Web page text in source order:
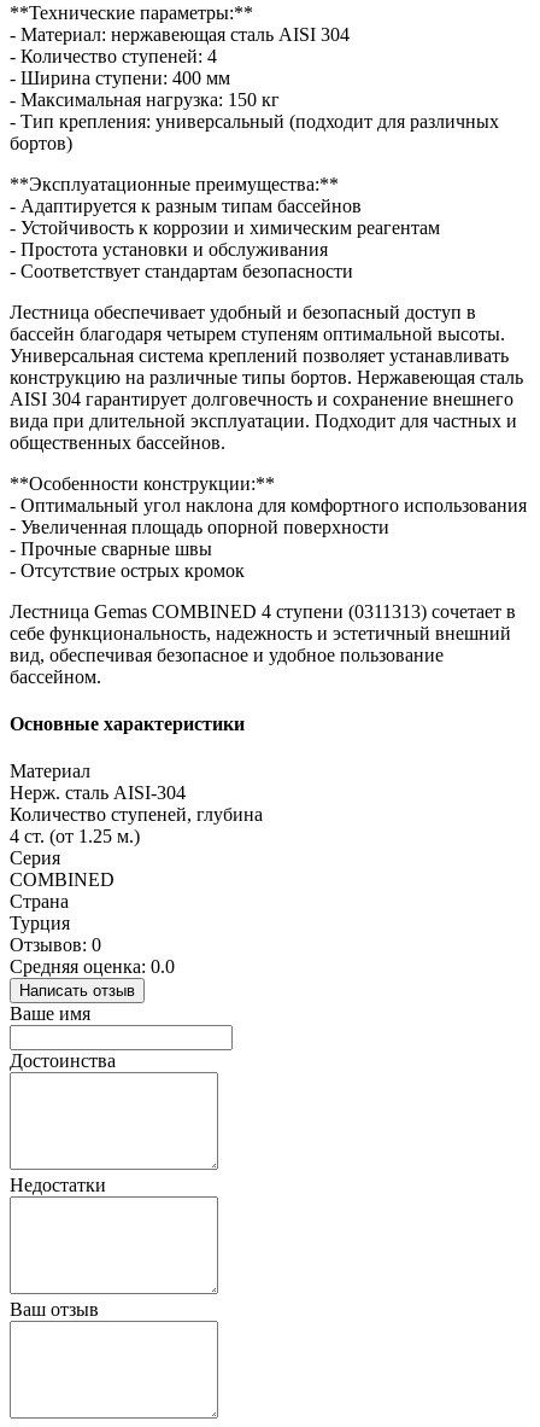
**Технические параметры:**
- Материал: нержавеющая сталь AISI 304
- Количество ступеней: 4
- Ширина ступени: 400 мм
- Максимальная нагрузка: 150 кг
- Тип крепления: универсальный (подходит для различных
бортов)
**Эксплуатационные преимущества:**
- Адаптируется к разным типам бассейнов
- Устойчивость к коррозии и химическим реагентам
- Простота установки и обслуживания
- Соответствует стандартам безопасности
Лестница обеспечивает удобный и безопасный доступ в
бассейн благодаря четырем ступеням оптимальной высоты.
Универсальная система креплений позволяет устанавливать
конструкцию на различные типы бортов. Нержавеющая сталь
AISI 304 гарантирует долговечность и сохранение внешнего
вида при длительной эксплуатации. Подходит для частных и
общественных бассейнов.
**Особенности конструкции:**
- Оптимальный угол наклона для комфортного использования
- Увеличенная площадь опорной поверхности
- Прочные сварные швы
- Отсутствие острых кромок
Лестница Gemas COMBINED 4 ступени (0311313) сочетает в
себе функциональность, надежность и эстетичный внешний
вид, обеспечивая безопасное и удобное пользование
бассейном.
Основные характеристики
Материал
Нерж. сталь AISI-304
Количество ступеней, глубина
4 ст. (от 1.25 м.)
Серия
COMBINED
Страна
Турция
Отзывов: 0
Средняя оценка: 0.0
Написать отзыв
Ваше имя
Достоинства
Недостатки
Ваш отзыв